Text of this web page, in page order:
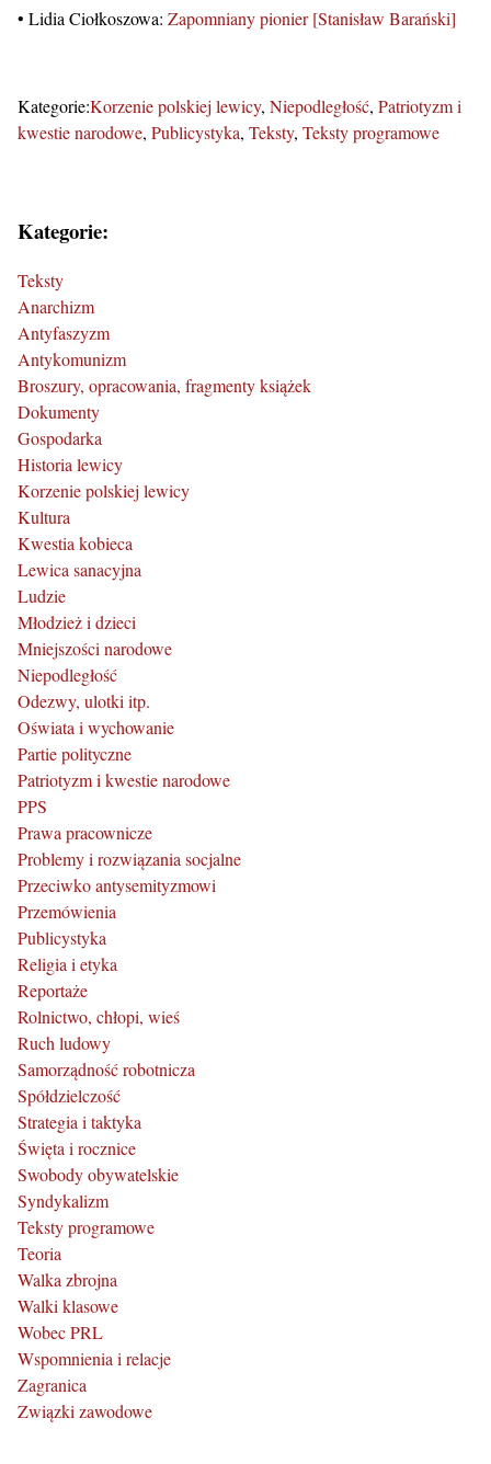
• Lidia Ciołkoszowa: Zapomniany pionier [Stanisław Barański]
Kategorie:Korzenie polskiej lewicy Niepodległość Patriotyzm i
kwestie narodowe Publicystyka Teksty Teksty programowe
Kategorie:
Teksty
Anarchizm
Antyfaszyzm
Antykomunizm
Broszury, opracowania, fragmenty książek
Dokumenty
Gospodarka
Historia lewicy
Korzenie polskiej lewicy
Kultura
Kwestia kobieca
Lewica sanacyjna
Ludzie
Młodzież i dzieci
Mniejszości narodowe
Niepodległość
Odezwy, ulotki itp.
Oświata i wychowanie
Partie polityczne
Patriotyzm i kwestie narodowe
PPS
Prawa pracownicze
Problemy i rozwiązania socjalne
Przeciwko antysemityzmowi
Przemówienia
Publicystyka
Religia i etyka
Reportaże
Rolnictwo, chłopi, wieś
Ruch ludowy
Samorządność robotnicza
Spółdzielczość
Strategia i taktyka
Święta i rocznice
Swobody obywatelskie
Syndykalizm
Teksty programowe
Teoria
Walka zbrojna
Walki klasowe
Wobec PRL
Wspomnienia i relacje
Zagranica
Związki zawodowe